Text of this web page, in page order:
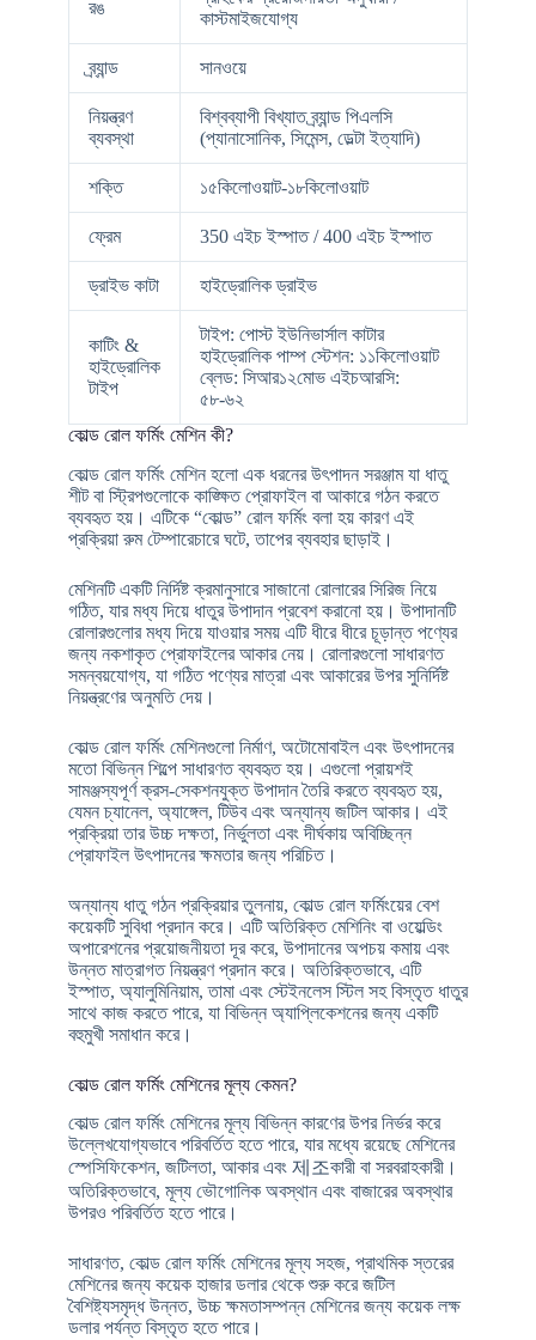
রঙ
কাস্টমাইজযোগ্য
ব্র্যান্ড সানওয়ে
নিয়ন্ত্রণ
ব্যবস্থা
বিশ্বব্যাপী বিখ্যাত ব্র্যান্ড পিএলসি
(প্যানাসোনিক, সিমেন্স, ডেল্টা ইত্যাদি)
শক্তি ১৫কিলোওয়াট-১৮কিলোওয়াট
ফ্রেম 350 এইচ ইস্পাত / 400 এইচ ইস্পাত
ড্রাইভ কাটা হাইড্রোলিক ড্রাইভ
কাটিং &
হাইড্রোলিক
টাইপ
টাইপ: পোস্ট ইউনিভার্সাল কাটার
হাইড্রোলিক পাম্প স্টেশন: ১১কিলোওয়াট
ব্লেড: সিআর১২মোভ এইচআরসি:
৫৮-৬২
কোল্ড রোল ফর্মিং মেশিন কী?
কোল্ড রোল ফর্মিং মেশিন হলো এক ধরনের উৎপাদন সরঞ্জাম যা ধাতু
শীট বা স্ট্রিপগুলোকে কাঙ্ক্ষিত প্রোফাইল বা আকারে গঠন করতে
ব্যবহৃত হয়। এটিকে “কোল্ড” রোল ফর্মিং বলা হয় কারণ এই
প্রক্রিয়া রুম টেম্পারেচারে ঘটে, তাপের ব্যবহার ছাড়াই।
মেশিনটি একটি নির্দিষ্ট ক্রমানুসারে সাজানো রোলারের সিরিজ নিয়ে
গঠিত, যার মধ্য দিয়ে ধাতুর উপাদান প্রবেশ করানো হয়। উপাদানটি
রোলারগুলোর মধ্য দিয়ে যাওয়ার সময় এটি ধীরে ধীরে চূড়ান্ত পণ্যের
জন্য নকশাকৃত প্রোফাইলের আকার নেয়। রোলারগুলো সাধারণত
সমন্বয়যোগ্য, যা গঠিত পণ্যের মাত্রা এবং আকারের উপর সুনির্দিষ্ট
নিয়ন্ত্রণের অনুমতি দেয়।
কোল্ড রোল ফর্মিং মেশিনগুলো নির্মাণ, অটোমোবাইল এবং উৎপাদনের
মতো বিভিন্ন শিল্পে সাধারণত ব্যবহৃত হয়। এগুলো প্রায়শই
সামঞ্জস্যপূর্ণ ক্রস-সেকশনযুক্ত উপাদান তৈরি করতে ব্যবহৃত হয়,
যেমন চ্যানেল, অ্যাঙ্গেল, টিউব এবং অন্যান্য জটিল আকার। এই
প্রক্রিয়া তার উচ্চ দক্ষতা, নির্ভুলতা এবং দীর্ঘকায় অবিচ্ছিন্ন
প্রোফাইল উৎপাদনের ক্ষমতার জন্য পরিচিত।
অন্যান্য ধাতু গঠন প্রক্রিয়ার তুলনায়, কোল্ড রোল ফর্মিংয়ের বেশ
কয়েকটি সুবিধা প্রদান করে। এটি অতিরিক্ত মেশিনিং বা ওয়েল্ডিং
অপারেশনের প্রয়োজনীয়তা দূর করে, উপাদানের অপচয় কমায় এবং
উন্নত মাত্রাগত নিয়ন্ত্রণ প্রদান করে। অতিরিক্তভাবে, এটি
ইস্পাত, অ্যালুমিনিয়াম, তামা এবং স্টেইনলেস স্টিল সহ বিস্তৃত ধাতুর
সাথে কাজ করতে পারে, যা বিভিন্ন অ্যাপ্লিকেশনের জন্য একটি
বহুমুখী সমাধান করে।
কোল্ড রোল ফর্মিং মেশিনের মূল্য কেমন?
কোল্ড রোল ফর্মিং মেশিনের মূল্য বিভিন্ন কারণের উপর নির্ভর করে
উল্লেখযোগ্যভাবে পরিবর্তিত হতে পারে, যার মধ্যে রয়েছে মেশিনের
স্পেসিফিকেশন, জটিলতা, আকার এবং 제조কারী বা সরবরাহকারী।
অতিরিক্তভাবে, মূল্য ভৌগোলিক অবস্থান এবং বাজারের অবস্থার
উপরও পরিবর্তিত হতে পারে।
সাধারণত, কোল্ড রোল ফর্মিং মেশিনের মূল্য সহজ, প্রাথমিক স্তরের
মেশিনের জন্য কয়েক হাজার ডলার থেকে শুরু করে জটিল
বৈশিষ্ট্যসমৃদ্ধ উন্নত, উচ্চ ক্ষমতাসম্পন্ন মেশিনের জন্য কয়েক লক্ষ
ডলার পর্যন্ত বিস্তৃত হতে পারে।